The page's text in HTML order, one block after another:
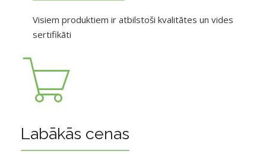
Visiem produktiem ir atbilstoši kvalitātes un vides
sertifikāti
Labākās cenas